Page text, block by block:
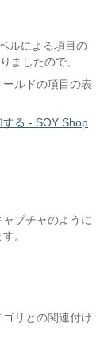
ルによる項目の
ましたので、
ルドの項目の表
る - SOY Shop
プチャのように
。
リとの関連付け